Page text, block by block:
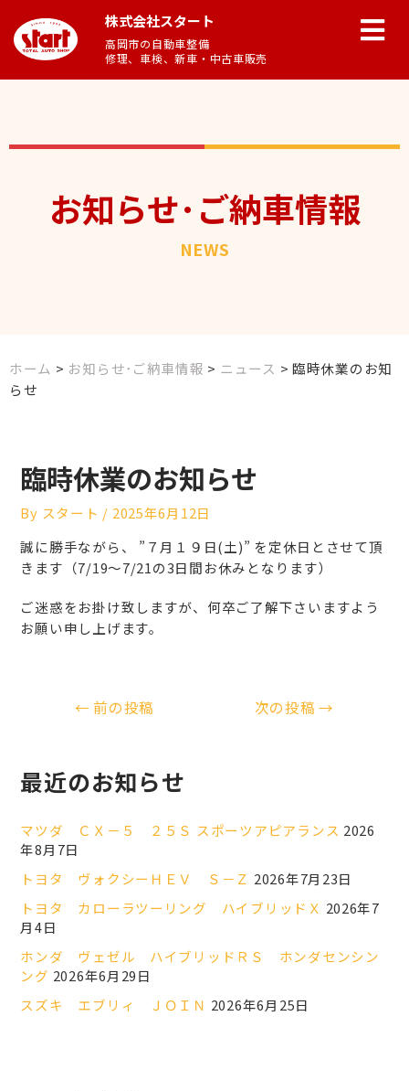
株式会社スタート
高岡市の自動車整備
修理、車検、新車・中古車販売
お知らせ･ご納車情報
NEWS
ホーム > お知らせ･ご納車情報 > ニュース >臨時休業のお知
らせ
臨時休業のお知らせ
By スタート / 2025年6月12日
誠に勝手ながら、 ”７月１９日(土)” を定休日とさせて頂
きます（7/19～7/21の3日間お休みとなります）
ご迷惑をお掛け致しますが、何卒ご了解下さいますよう
お願い申し上げます。
← 前の投稿 次の投稿→
最近のお知らせ
マツダ ＣＸ－５ ２５Ｓ スポーツアピアランス 2026
年8月7日
トヨタ ヴォクシーＨＥＶ Ｓ－Ｚ 2026年7月23日
トヨタ カローラツーリング ハイブリッドＸ 2026年7
月4日
ホンダ ヴェゼル ハイブリッドＲＳ ホンダセンシン
ング 2026年6月29日
スズキ エブリィ ＪＯＩＮ 2026年6月25日